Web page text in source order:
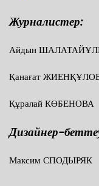
Журналистер:
Айдын
Қанағат
Құралай КӨБЕНОВА
Дизайнер-
Максим СПОДЫРЯК